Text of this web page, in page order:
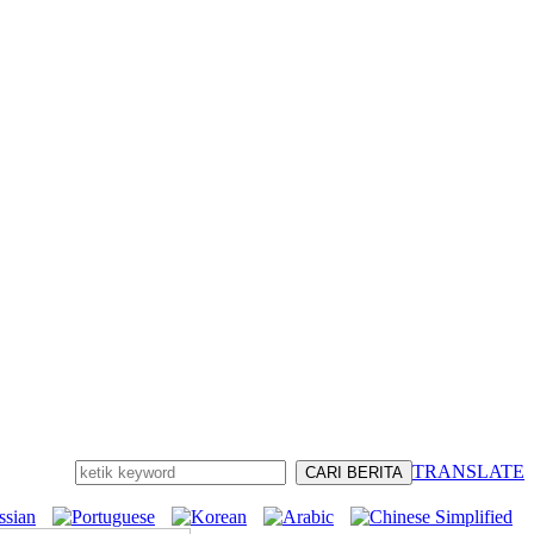
TRANSLATE